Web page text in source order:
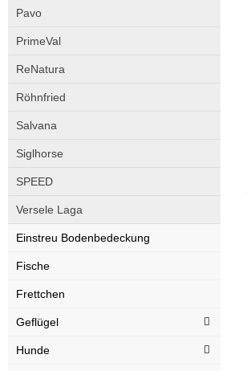
Pavo
PrimeVal
ReNatura
Röhnfried
Salvana
Siglhorse
SPEED
Versele Laga
Einstreu Bodenbedeckung
Fische
Frettchen
Geflügel
Hunde